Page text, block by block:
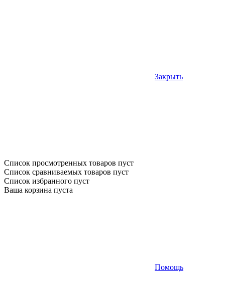
Закрыть
Список просмотренных товаров пуст
Список сравниваемых товаров пуст
Список избранного пуст
Ваша корзина пуста
Помощь